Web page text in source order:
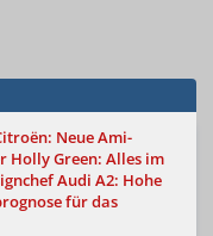
Neue Ami-
Holly Green: Alles im
Audi A2: Hohe
für das